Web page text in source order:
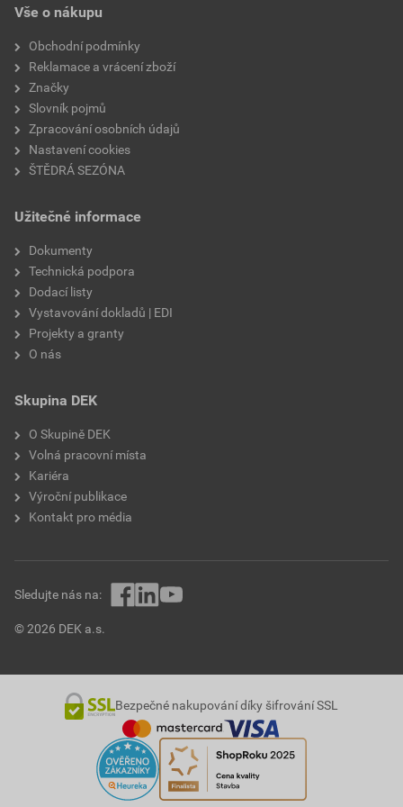
Vše o nákupu
Obchodní podmínky
Reklamace a vrácení zboží
Značky
Slovník pojmů
Zpracování osobních údajů
Nastavení cookies
ŠTĚDRÁ SEZÓNA
Užitečné informace
Dokumenty
Technická podpora
Dodací listy
Vystavování dokladů | EDI
Projekty a granty
O nás
Skupina DEK
O Skupině DEK
Volná pracovní místa
Kariéra
Výroční publikace
Kontakt pro média
© 2026 DEK a.s.
Sledujte nás na:
Bezpečné nakupování díky šifrování SSL